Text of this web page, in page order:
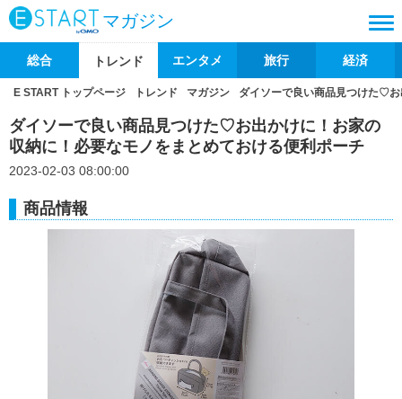
マガジン
総合 トレンド エンタメ 旅行 経済
E START トップページ トレンド マガジン ダイソーで良い商品見つけた♡
ダイソーで良い商品見つけた♡お出かけに！お家の
収納に！必要なモノをまとめておける便利ポーチ
2023-02-03 08:00:00
商品情報